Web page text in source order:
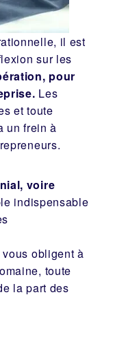
il est
sur les
pour
Les
et toute
un frein à
voire
indispensable
obligent à
toute
la part des